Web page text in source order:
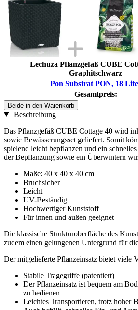
Lechuza Pflanzgefäß CUBE
Graphitschwarz
Pon Substrat PON, 18
Gesamtpreis:
Beide in den Warenkorb
Beschreibung
Das Pflanzgefäß CUBE Cottage 40 wird
sowie Bewässerungsset geliefert. Somit
spielend leicht bepflanzen und ein
der Bepflanzung sowie ein Überwintern
Maße: 40 x 40 x 40 cm
Bruchsicher
Leicht
UV-Beständig
Hochwertiger Kunststoff
Für innen und außen geeignet
Die klassische Strukturoberfläche des
zudem einen gelungenen Untergrund für
Der mitgelieferte Pflanzeinsatz bietet viele
Stabile Tragegriffe (patentiert)
Der Pflanzeinsatz ist bequem am
zu bedienen
Leichtes Transportieren, trotz hoher